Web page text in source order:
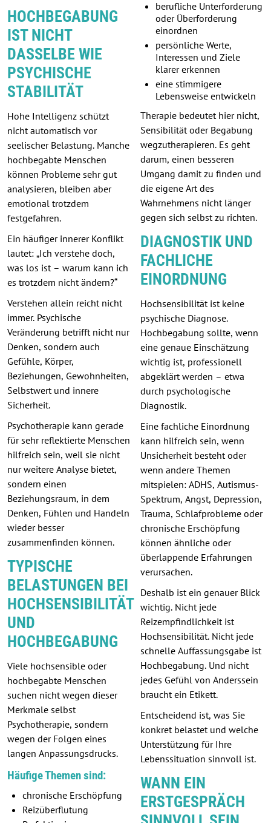
HOCHBEGABUNG
IST NICHT
DASSELBE WIE
PSYCHISCHE
STABILITÄT
Hohe Intelligenz schützt
nicht automatisch vor
seelischer Belastung. Manche
hochbegabte Menschen
können Probleme sehr gut
analysieren, bleiben aber
emotional trotzdem
festgefahren.
Ein häufiger innerer Konflikt
lautet: „Ich verstehe doch,
was los ist – warum kann ich
es trotzdem nicht ändern?“
Verstehen allein reicht nicht
immer. Psychische
Veränderung betrifft nicht nur
Denken, sondern auch
Gefühle, Körper,
Beziehungen, Gewohnheiten,
Selbstwert und innere
Sicherheit.
Psychotherapie kann gerade
für sehr reflektierte Menschen
hilfreich sein, weil sie nicht
nur weitere Analyse bietet,
sondern einen
Beziehungsraum, in dem
Denken, Fühlen und Handeln
wieder besser
zusammenfinden können.
TYPISCHE
BELASTUNGEN BEI
HOCHSENSIBILITÄT
UND
HOCHBEGABUNG
Viele hochsensible oder
hochbegabte Menschen
suchen nicht wegen dieser
Merkmale selbst
Psychotherapie, sondern
wegen der Folgen eines
langen Anpassungsdrucks.
Häufige Themen sind:
chronische Erschöpfung
Reizüberflutung
berufliche Unterforderung
oder Überforderung
einordnen
persönliche Werte,
Interessen und Ziele
klarer erkennen
eine stimmigere
Lebensweise entwickeln
Therapie bedeutet hier nicht,
Sensibilität oder Begabung
wegzutherapieren. Es geht
darum, einen besseren
Umgang damit zu finden und
die eigene Art des
Wahrnehmens nicht länger
gegen sich selbst zu richten.
DIAGNOSTIK UND
FACHLICHE
EINORDNUNG
Hochsensibilität ist keine
psychische Diagnose.
Hochbegabung sollte, wenn
eine genaue Einschätzung
wichtig ist, professionell
abgeklärt werden – etwa
durch psychologische
Diagnostik.
Eine fachliche Einordnung
kann hilfreich sein, wenn
Unsicherheit besteht oder
wenn andere Themen
mitspielen: ADHS, Autismus-
Spektrum, Angst, Depression,
Trauma, Schlafprobleme oder
chronische Erschöpfung
können ähnliche oder
überlappende Erfahrungen
verursachen.
Deshalb ist ein genauer Blick
wichtig. Nicht jede
Reizempfindlichkeit ist
Hochsensibilität. Nicht jede
schnelle Auffassungsgabe ist
Hochbegabung. Und nicht
jedes Gefühl von Anderssein
braucht ein Etikett.
Entscheidend ist, was Sie
konkret belastet und welche
Unterstützung für Ihre
Lebenssituation sinnvoll ist.
WANN EIN
ERSTGESPRÄCH